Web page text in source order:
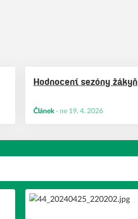
Článek- ne 19. 4. 2026
Hodnocení sezóny žákyň